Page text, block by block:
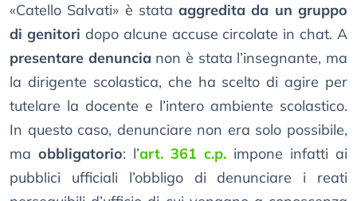
«Catello Salvati» è stataaggredita da un gruppo
di genitori dopo alcune accuse circolate in chat. A
presentare denuncia non è stata l’insegnante, ma
la dirigente scolastica, che ha scelto di agire per
tutelare la docente e l’intero ambiente scolastico.
In questo caso, denunciare non era solo possibile,
ma obbligatorio: l’art. 361 c.p. impone infatti ai
pubblici ufficiali l’obbligo di denunciare i reati